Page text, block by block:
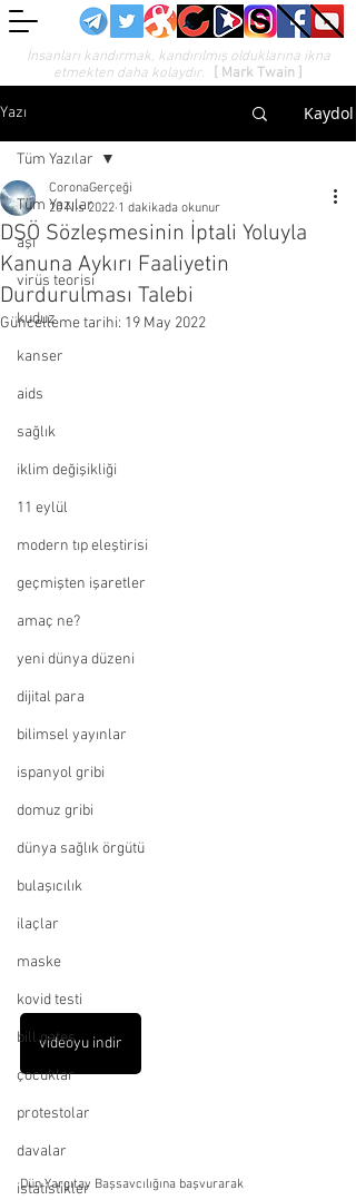
İnsanları kandırmak, kandırılmış olduklarına ikna
etmekten daha kolaydır.
[ Mark Twain ]
Yazı Kaydol
Tüm Yazılar
aşı
virüs teorisi
kuduz
kanser
aids
sağlık
iklim değişikliği
11 eylül
modern tıp eleştirisi
geçmişten işaretler
amaç ne?
yeni dünya düzeni
dijital para
bilimsel yayınlar
ispanyol gribi
domuz gribi
dünya sağlık örgütü
bulaşıcılık
ilaçlar
maske
kovid testi
bill gates
çocuklar
protestolar
davalar
istatistikler
Tüm Yazılar
DSÖ Sözleşmesinin İptali Yoluyla
Kanuna Aykırı Faaliyetin
Durdurulması Talebi
CoronaGerçeği
20 Nis 2022 1 dakikada okunur
Güncelleme tarihi: 19 May 2022
videoyu indir
Dün Yargıtay Başsavcılığına başvurarak